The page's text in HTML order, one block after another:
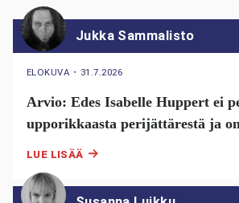
Jukka Sammalisto
ELOKUVA ・ 31.7.2026
Arvio: Edes Isabelle Huppert ei
upporikkaasta perijättärestä ja
LUE LISÄÄ